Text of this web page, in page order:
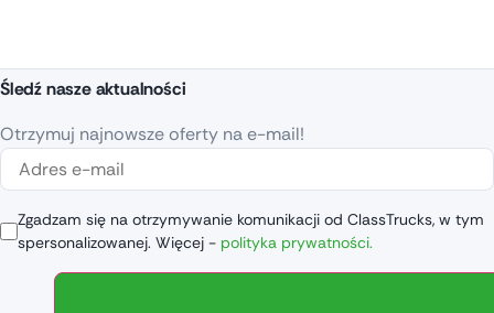
Śledź nasze aktualności
Otrzymuj najnowsze oferty na e-mail!
Zgadzam się na otrzymywanie komunikacji od ClassTrucks, w tym
spersonalizowanej. Więcej - polityka prywatności.